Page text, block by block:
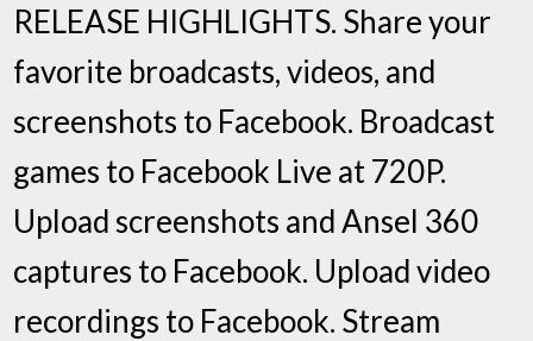
RELEASE HIGHLIGHTS. Share your
favorite broadcasts, videos, and
screenshots to Facebook. Broadcast
games to Facebook Live at 720P.
Upload screenshots and Ansel 360
captures to Facebook. Upload video
recordings to Facebook. Stream